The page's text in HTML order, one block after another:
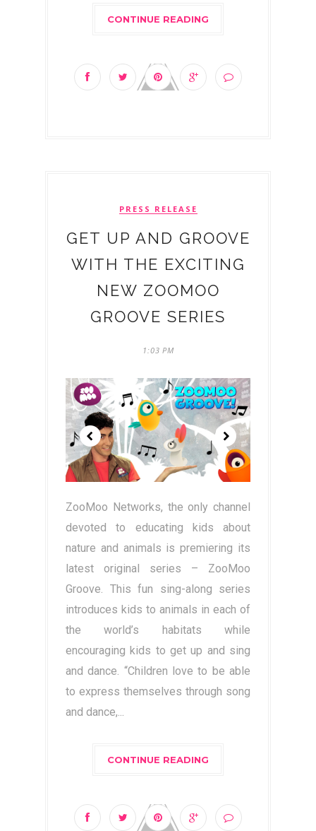
CONTINUE READING
PRESS RELEASE
GET UP AND GROOVE
WITH THE EXCITING
NEW ZOOMOO
GROOVE SERIES
1:03 PM
ZooMoo Networks, the only channel
devoted to educating kids about
nature and animals is premiering its
latest original series – ZooMoo
Groove. This fun sing-along series
introduces kids to animals in each of
the world’s habitats while
encouraging kids to get up and sing
and dance. “Children love to be able
to express themselves through song
and dance,...
CONTINUE READING